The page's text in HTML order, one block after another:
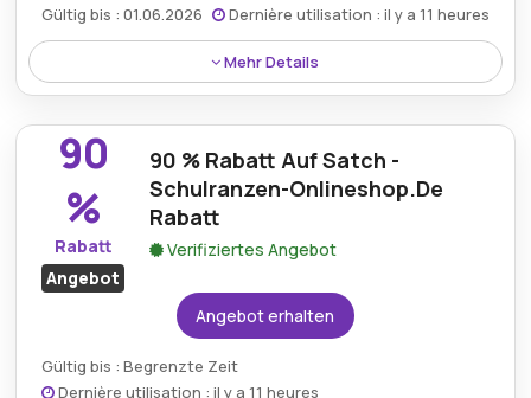
Gültig bis : 01.06.2026 Dernière utilisation : il y a 11 heures
Mehr Details
Mit einem speziellen Aktionscode können Sie beim
Einkauf im Schulranzen Onlineshop 5 % Rabatt
erhalten und so noch mehr auf Artikel aus einem
großen Sortiment sparen.
90
%
Rabatt
Angebot
90 % Rabatt Auf Satch -
Schulranzen-Onlineshop.De
Rabatt
Verifiziertes Angebot
Angebot erhalten
Gültig bis : Begrenzte Zeit
Dernière utilisation : il y a 11 heures